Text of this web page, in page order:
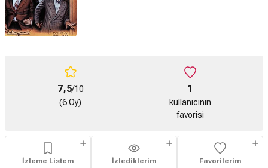
7,5/10
(6 Oy)
1
kullanıcının
favorisi
İzleme Listem İzlediklerim Favorilerim